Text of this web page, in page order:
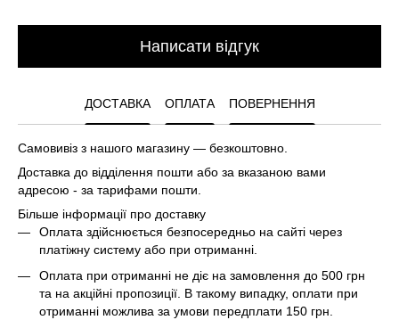
Написати відгук
ДОСТАВКА ОПЛАТА ПОВЕРНЕННЯ
Самовивіз з нашого магазину — безкоштовно.
Доставка до відділення пошти або за вказаною вами
адресою - за тарифами пошти.
Більше інформації про доставку
Оплата здійснюється безпосередньо на сайті через
платіжну систему або при отриманні.
Оплата при отриманні не діє на замовлення до 500 грн
та на акційні пропозиції. В такому випадку, оплати при
отриманні можлива за умови передплати 150 грн.